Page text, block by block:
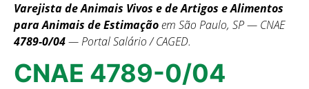
Varejista de Animais Vivos e de Artigos e Alimentos
para Animais de Estimaçãoem São Paulo, SP — CNAE
4789-0/04— Portal Salário / CAGED.
CNAE 4789-0/04